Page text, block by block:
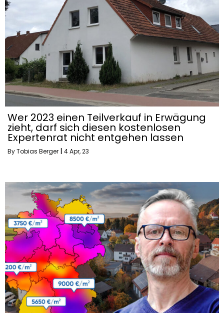
Wer 2023 einen Teilverkauf in Erwägung
zieht, darf sich diesen kostenlosen
Expertenrat nicht entgehen lassen
ByTobias Berger 4Apr, 23